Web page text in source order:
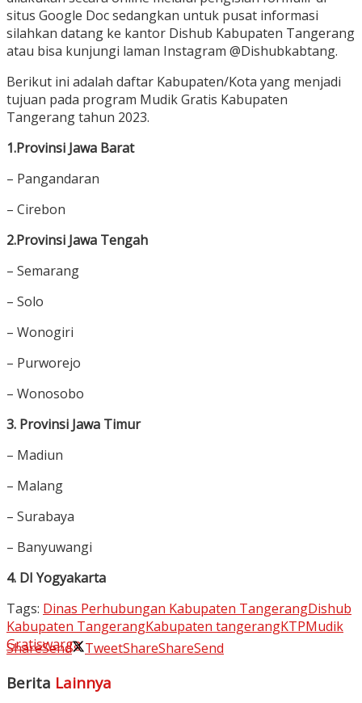
situs Google Doc sedangkan untuk pusat informasi
silahkan datang ke kantor Dishub Kabupaten Tangerang
atau bisa kunjungi laman Instagram @Dishubkabtang.
Berikut ini adalah daftar Kabupaten/Kota yang menjadi
tujuan pada program Mudik Gratis Kabupaten
Tangerang tahun 2023.
1.Provinsi Jawa Barat
– Pangandaran
– Cirebon
2.Provinsi Jawa Tengah
– Semarang
– Solo
– Wonogiri
– Purworejo
– Wonosobo
3. Provinsi Jawa Timur
– Madiun
– Malang
– Surabaya
– Banyuwangi
4. DI Yogyakarta
Tags: Dinas Perhubungan Kabupaten TangerangDishub
Kabupaten TangerangKabupaten tangerangKTPMudik
Gratiswarga
ShareSend TweetShareShareSend
Berita Lainnya